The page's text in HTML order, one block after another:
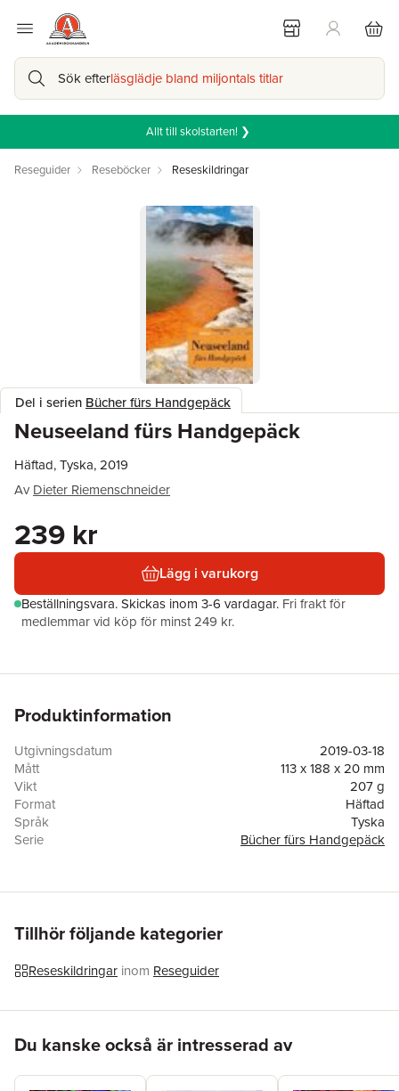
Sök efterläsglädje bland miljontals titlar
Allt till skolstarten! ❯
Reseguider Reseböcker Reseskildringar
Del i serien Bücher fürs Handgepäck
Neuseeland fürs Handgepäck
Häftad, Tyska, 2019
Av Dieter Riemenschneider
239 kr
Lägg i varukorg
Beställningsvara.Skickas inom 3-6 vardagar. Fri frakt för
medlemmar vid köp för minst 249 kr.
Produktinformation
Utgivningsdatum
2019-03-18
Mått
113 x 188 x 20 mm
Vikt
207 g
Format
Häftad
Språk
Tyska
Serie
Bücher fürs Handgepäck
Förlag
Unionsverlag
Tillhör följande kategorier
Reseskildringar inom Reseguider
Du kanske också är intresserad av